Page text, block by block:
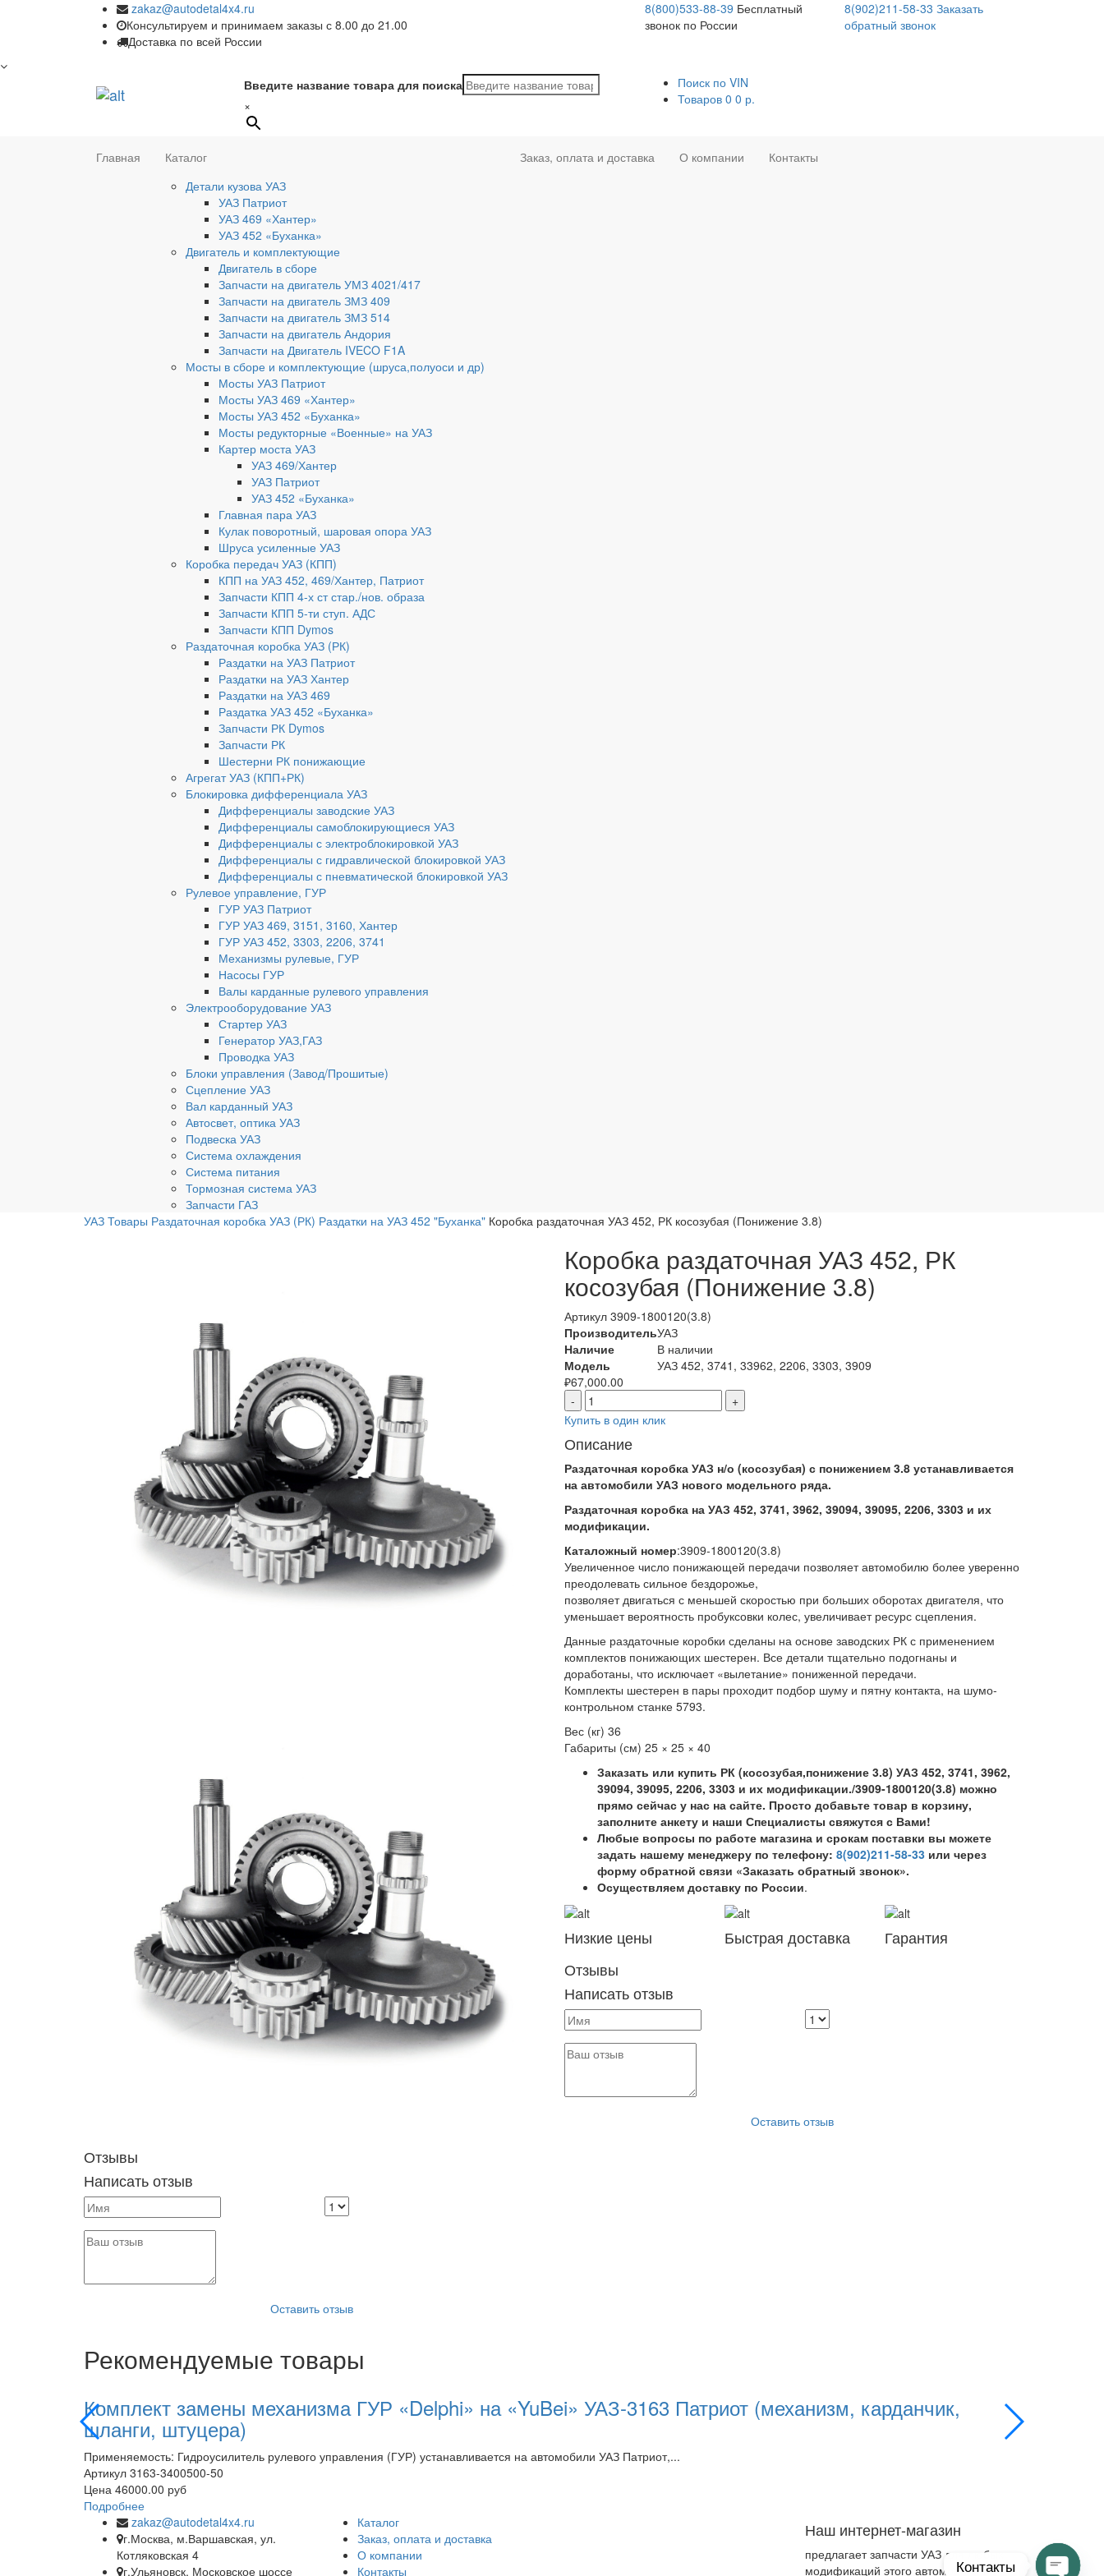
zakaz@autodetal4x4.ru
Консультируем и принимаем заказы с 8.00 до 21.00
Доставка по всей России
8(800)533-88-39 Бесплатный
звонок по России
8(902)211-58-33 Заказать
обратный звонок
Введите название товара для поиска
×
Поиск по VIN
Товаров 0 0 р.
Главная
Каталог
Детали кузова УАЗ
УАЗ Патриот
УАЗ 469 «Хантер»
УАЗ 452 «Буханка»
Двигатель и комплектующие
Двигатель в сборе
Запчасти на двигатель УМЗ 4021/417
Запчасти на двигатель ЗМЗ 409
Запчасти на двигатель ЗМЗ 514
Запчасти на двигатель Андория
Запчасти на Двигатель IVECO F1A
Мосты в сборе и комплектующие (шруса,полуоси и др)
Мосты УАЗ Патриот
Мосты УАЗ 469 «Хантер»
Мосты УАЗ 452 «Буханка»
Мосты редукторные «Военные» на УАЗ
Картер моста УАЗ
УАЗ 469/Хантер
УАЗ Патриот
УАЗ 452 «Буханка»
Главная пара УАЗ
Кулак поворотный, шаровая опора УАЗ
Шруса усиленные УАЗ
Коробка передач УАЗ (КПП)
КПП на УАЗ 452, 469/Хантер, Патриот
Запчасти КПП 4-х ст стар./нов. образа
Запчасти КПП 5-ти ступ. АДС
Запчасти КПП Dymos
Раздаточная коробка УАЗ (РК)
Раздатки на УАЗ Патриот
Раздатки на УАЗ Хантер
Раздатки на УАЗ 469
Раздатка УАЗ 452 «Буханка»
Запчасти РК Dymos
Запчасти РК
Шестерни РК понижающие
Агрегат УАЗ (КПП+РК)
Блокировка дифференциала УАЗ
Дифференциалы заводские УАЗ
Дифференциалы самоблокирующиеся УАЗ
Дифференциалы с электроблокировкой УАЗ
Дифференциалы с гидравлической блокировкой УАЗ
Дифференциалы с пневматической блокировкой УАЗ
Рулевое управление, ГУР
ГУР УАЗ Патриот
ГУР УАЗ 469, 3151, 3160, Хантер
ГУР УАЗ 452, 3303, 2206, 3741
Механизмы рулевые, ГУР
Насосы ГУР
Валы карданные рулевого управления
Электрооборудование УАЗ
Стартер УАЗ
Генератор УАЗ,ГАЗ
Проводка УАЗ
Блоки управления (Завод/Прошитые)
Сцепление УАЗ
Вал карданный УАЗ
Автосвет, оптика УАЗ
Подвеска УАЗ
Система охлаждения
Система питания
Тормозная система УАЗ
Запчасти ГАЗ
Заказ, оплата и доставка О компании Контакты
УАЗ Товары Раздаточная коробка УАЗ (РК) Раздатки на УАЗ 452 "Буханка" Коробка раздаточная УАЗ 452, РК косозубая (Понижение 3.8)
Отзывы
Написать отзыв
Оставить отзыв
Коробка раздаточная УАЗ 452, РК
косозубая (Понижение 3.8)
Артикул 3909-1800120(3.8)
ПроизводительУАЗ
Наличие
В наличии
Модель
УАЗ 452, 3741, 33962, 2206, 3303, 3909
₽67,000.00
-
+
Купить в один клик
Описание
Раздаточная коробка УАЗ н/о (косозубая) с понижением 3.8 устанавливается
на автомобили УАЗ нового модельного ряда.
Раздаточная коробка на УАЗ 452, 3741, 3962, 39094, 39095, 2206, 3303 и их
модификации.
Каталожный номер:3909-1800120(3.8)
Увеличенное число понижающей передачи позволяет автомобилю более уверенно
преодолевать сильное бездорожье,
позволяет двигаться с меньшей скоростью при больших оборотах двигателя, что
уменьшает вероятность пробуксовки колес, увеличивает ресурс сцепления.
Данные раздаточные коробки сделаны на основе заводских РК с применением
комплектов понижающих шестерен. Все детали тщательно подогнаны и
доработаны, что исключает «вылетание» пониженной передачи.
Комплекты шестерен в пары проходит подбор шуму и пятну контакта, на шумо-
контрольном станке 5793.
Вес (кг) 36
Габариты (см) 25 × 25 × 40
Заказать или купить РК (косозубая,понижение 3.8) УАЗ 452, 3741, 3962,
39094, 39095, 2206, 3303 и их модификации./3909-1800120(3.8) можно
прямо сейчас у нас на сайте. Просто добавьте товар в корзину,
заполните анкету и наши Специалисты свяжутся с Вами!
Любые вопросы по работе магазина и срокам поставки вы можете
задать нашему менеджеру по телефону: 8(902)211-58-33 или через
форму обратной связи «Заказать обратный звонок».
Осуществляем доставку по России.
Низкие цены Быстрая доставка
Гарантия
Отзывы
Написать отзыв
Оставить отзыв
Рекомендуемые товары
Комплект замены механизма ГУР «Delphi» на «YuBei» УАЗ-3163 Патриот (механизм, карданчик,
шланги, штуцера)
Применяемость: Гидроусилитель рулевого управления (ГУР) устанавливается на автомобили УАЗ Патриот,...
Артикул 3163-3400500-50
Цена 46000.00 руб
Подробнее
zakaz@autodetal4x4.ru
г.Москва, м.Варшавская, ул.
Котляковская 4
г.Ульяновск, Московское шоссе
Каталог
Заказ, оплата и доставка
О компании
Контакты
Наш интернет-магазин
предлагает запчасти УАЗ для любых
модификаций этого автомобиля в
Контакты